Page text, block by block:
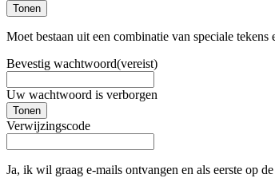
Tonen
Moet bestaan uit een combinatie van speciale tekens
Bevestig wachtwoord(vereist)
Uw wachtwoord is verborgen
Tonen
Verwijzingscode
Ja, ik wil graag e-mails ontvangen en als eerste op